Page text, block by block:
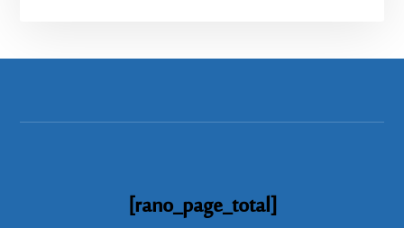
[rano_page_total]